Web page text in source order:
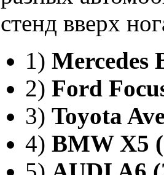
стенд вверх
1) Mercedes
2) Ford
3) Toyota
4) BMW X5